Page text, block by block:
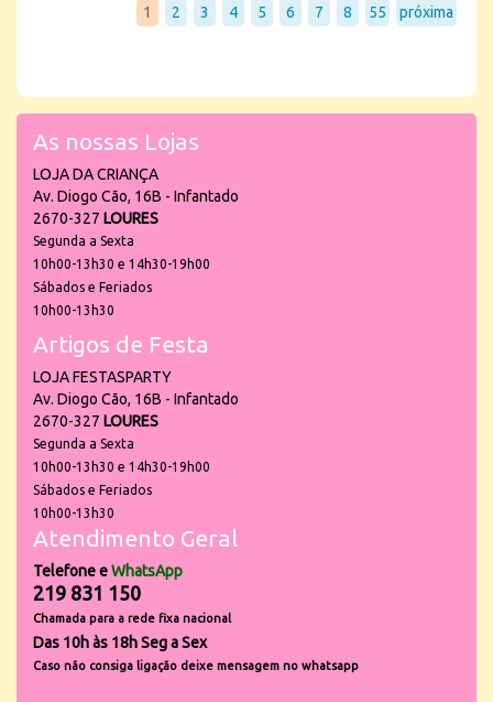
1
2 3 4 5 6 7 8 55 próxima
As nossas Lojas
LOJA DA CRIANÇA
Av. Diogo Cão, 16B - Infantado
2670-327 LOURES
Segunda a Sexta
10h00-13h30 e 14h30-19h00
Sábados e Feriados
10h00-13h30
Artigos de Festa
LOJA FESTASPARTY
Av. Diogo Cão, 16B - Infantado
2670-327 LOURES
Segunda a Sexta
10h00-13h30 e 14h30-19h00
Sábados e Feriados
10h00-13h30
Atendimento Geral
Telefone eWhatsApp
219 831 150
Chamada para a rede fixa nacional
Das 10h às 18h Seg a Sex
Caso não consiga ligação deixe mensagem no whatsapp